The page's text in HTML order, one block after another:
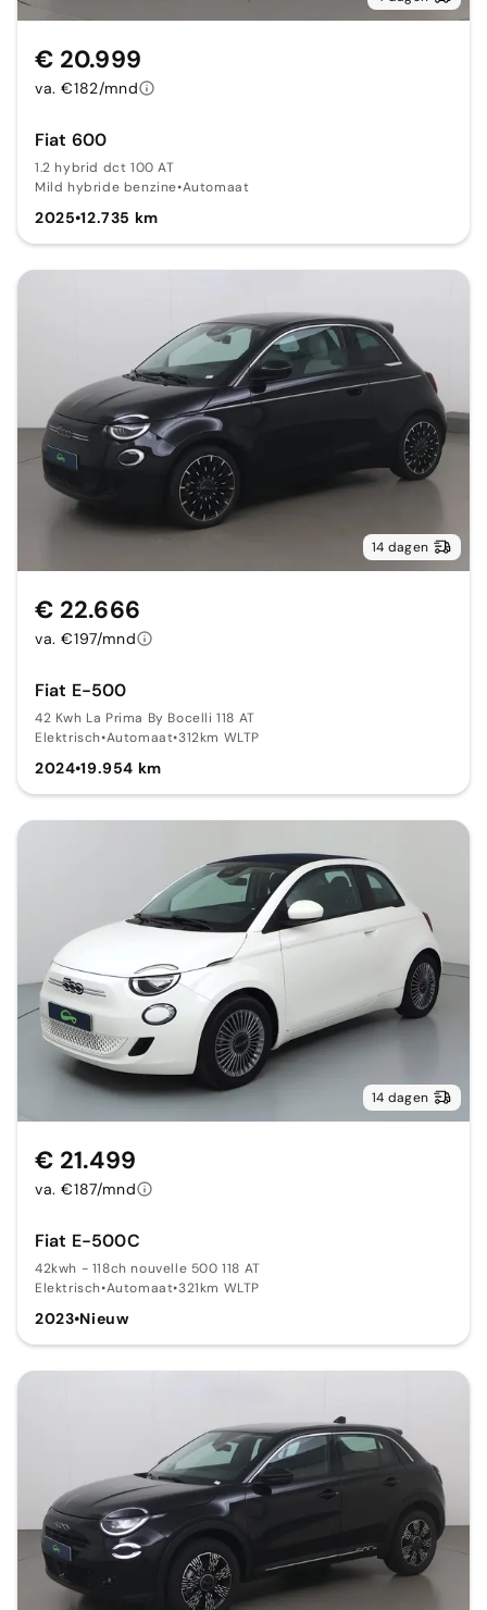
Fiat 600
1.2 hybrid dct 100 AT
Mild hybride benzine•Automaat
2025•12.735 km
€ 20.999
va. €182/mnd
14 dagen
Fiat E-500
42 Kwh La Prima By Bocelli 118 AT
Elektrisch•Automaat•312km WLTP
2024•19.954 km
€ 22.666
va. €197/mnd
14 dagen
Fiat E-500C
42kwh - 118ch nouvelle 500 118 AT
Elektrisch•Automaat•321km WLTP
2023•Nieuw
€ 21.499
va. €187/mnd